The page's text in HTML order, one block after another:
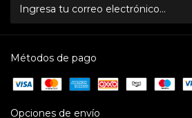
Métodos de pago
Opciones de envío